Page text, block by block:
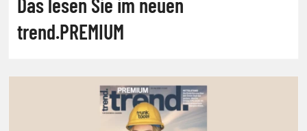
trend.PREMIUM